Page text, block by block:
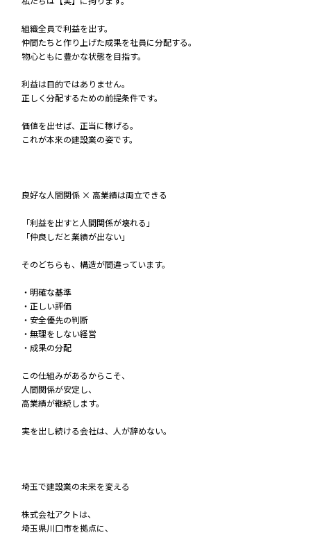
組織全員で利益を出す。
仲間たちと作り上げた成果を社員に分配する。
物心ともに豊かな状態を目指す。
利益は目的ではありません。
正しく分配するための前提条件です。
価値を出せば、正当に稼げる。
これが本来の建設業の姿です。
良好な人間関係 × 高業績は両立できる
「利益を出すと人間関係が壊れる」
「仲良しだと業績が出ない」
そのどちらも、構造が間違っています。
・明確な基準
・正しい評価
・安全優先の判断
・無理をしない経営
・成果の分配
この仕組みがあるからこそ、
人間関係が安定し、
高業績が継続します。
実を出し続ける会社は、人が辞めない。
埼玉で建設業の未来を変える
株式会社アクトは、
埼玉県川口市を拠点に、